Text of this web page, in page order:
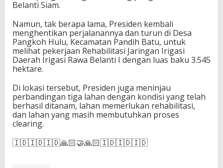
Belanti Siam.
Namun, tak berapa lama, Presiden kembali
menghentikan perjalanannya dan turun di Desa
Pangkoh Hulu, Kecamatan Pandih Batu, untuk
melihat pekerjaan Rehabilitasi Jaringan Irigasi
Daerah Irigasi Rawa Belanti I dengan luas baku 3.545
hektare.
Di lokasi tersebut, Presiden juga meninjau
perbandingan tiga lahan dengan kondisi yang telah
berhasil ditanam, lahan memerlukan rehabilitasi,
dan lahan yang masih membutuhkan proses
clearing.
🇮🇩🇮🇩🇮🇩🙏🏻🤝🙏🏻🇮🇩🇮🇩🇮🇩